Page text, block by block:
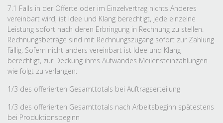
7.1 Falls in der Offerte oder im Einzelvertrag nichts Anderes
vereinbart wird, ist Idee und Klang berechtigt, jede einzelne
Leistung sofort nach deren Erbringung in Rechnung zu stellen.
Rechnungsbeträge sind mit Rechnungszugang sofort zur Zahlung
fällig. Sofern nicht anders vereinbart ist Idee und Klang
berechtigt, zur Deckung ihres Aufwandes Meilensteinzahlungen
wie folgt zu verlangen:
1/3 des offerierten Gesamttotals bei Auftragserteilung
1/3 des offerierten Gesamttotals nach Arbeitsbeginn spätestens
bei Produktionsbeginn